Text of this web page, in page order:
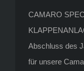
CAMARO
Abschluss des
für unsere